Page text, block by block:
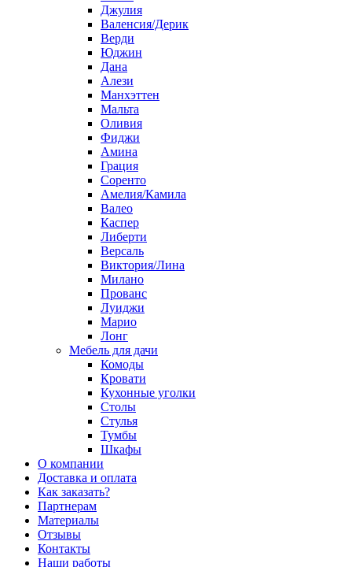
Джулия
Валенсия/Дерик
Верди
Юджин
Дана
Алези
Манхэттен
Мальта
Оливия
Фиджи
Амина
Грация
Соренто
Амелия/Камила
Валео
Каспер
Либерти
Версаль
Виктория/Лина
Милано
Прованс
Луиджи
Марио
Лонг
Мебель для дачи
Комоды
Кровати
Кухонные уголки
Столы
Стулья
Тумбы
Шкафы
О компании
Доставка и оплата
Как заказать?
Партнерам
Материалы
Отзывы
Контакты
Наши работы